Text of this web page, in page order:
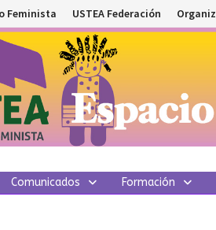
Feminista USTEA Federación
Comunicados Formación